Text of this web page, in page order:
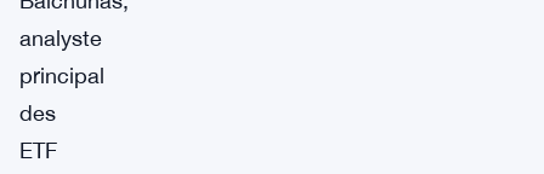
analyste
principal
des
ETF